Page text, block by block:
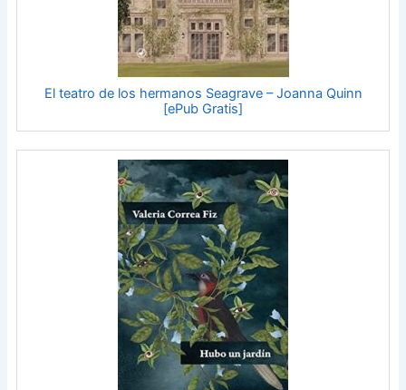
El teatro de los hermanos Seagrave – Joanna Quinn
[ePub Gratis]